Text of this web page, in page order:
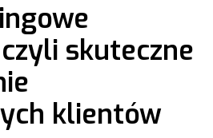
skuteczne
klientów